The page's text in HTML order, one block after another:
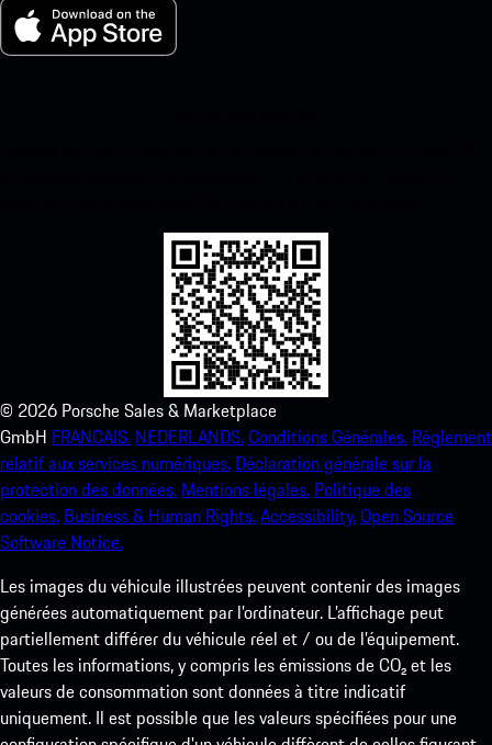
© 2026 Porsche Sales & Marketplace
GmbH FRANCAIS. NEDERLANDS.Conditions Générales. Règlement
relatif aux services numériques. Déclaration générale sur la
protection des données. Mentions légales. Politique des
cookies. Business & Human Rights.Accessibility.Open Source
Software Notice.
Les images du véhicule illustrées peuvent contenir des images
générées automatiquement par l’ordinateur. L’affichage peut
partiellement différer du véhicule réel et / ou de l’équipement.
Toutes les informations, y compris les émissions de CO₂ et les
valeurs de consommation sont données à titre indicatif
uniquement. Il est possible que les valeurs spécifiées pour une